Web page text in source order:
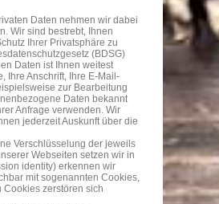
Daten nehmen wir dabei
Wir sind bestrebt, Ihnen
Ihrer Privatsphäre zu
(BDSG)
Daten ist Ihnen weitest
Ihre Anschrift, Ihre E-Mail-
zur Bearbeitung
Daten bekannt
Anfrage verwenden. Wir
jederzeit Auskunft über die
Verschlüsselung der jeweils
Webseiten setzen wir in
identity) erkennen wir
mit sogenannten Cookies,
zerstören sich